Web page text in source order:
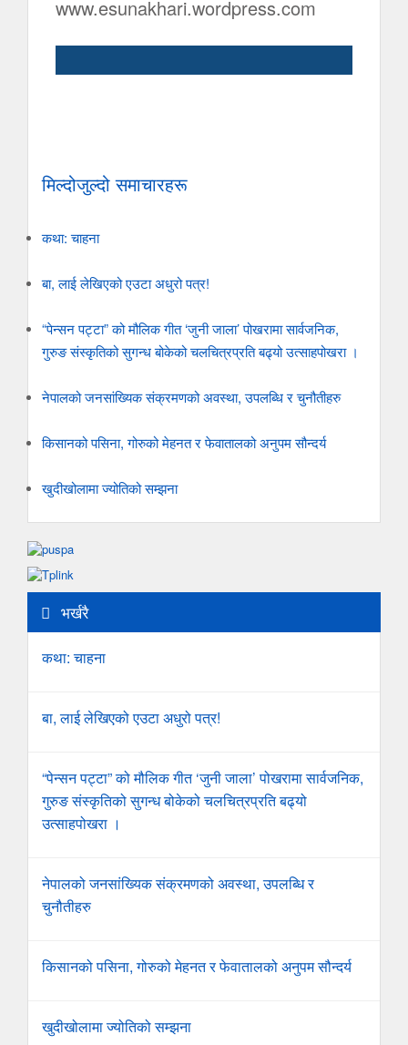
www.esunakhari.wordpress.com
मिल्दोजुल्दो समाचारहरू
कथा: चाहना
बा, लाई लेखिएको एउटा अधुरो पत्र!
“पेन्सन पट्टा” को मौलिक गीत ‘जुनी जाला’ पोखरामा सार्वजनिक,
गुरुङ संस्कृतिको सुगन्ध बोकेको चलचित्रप्रति बढ्यो उत्साहपोखरा ।
नेपालको जनसांख्यिक संक्रमणको अवस्था, उपलब्धि र चुनौतीहरु
किसानको पसिना, गोरुको मेहनत र फेवातालको अनुपम सौन्दर्य
खुदीखोलामा ज्योतिको सम्झना
भर्खरै
कथा: चाहना
बा, लाई लेखिएको एउटा अधुरो पत्र!
“पेन्सन पट्टा” को मौलिक गीत ‘जुनी जाला’ पोखरामा सार्वजनिक,
गुरुङ संस्कृतिको सुगन्ध बोकेको चलचित्रप्रति बढ्यो
उत्साहपोखरा ।
नेपालको जनसांख्यिक संक्रमणको अवस्था, उपलब्धि र
चुनौतीहरु
किसानको पसिना, गोरुको मेहनत र फेवातालको अनुपम सौन्दर्य
खुदीखोलामा ज्योतिको सम्झना